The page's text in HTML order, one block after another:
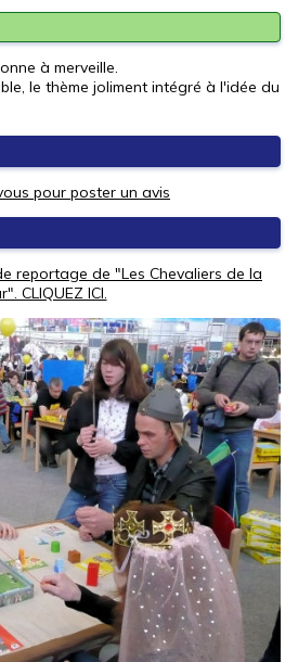
à merveille.
le thème joliment intégré à l'idée du
pour poster un avis
reportage de "Les Chevaliers de la
CLIQUEZ ICI.